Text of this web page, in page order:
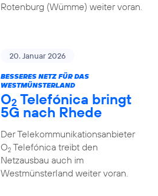
Rotenburg (Wümme) weiter voran.
20. Januar 2026
BESSERES NETZ FÜR DAS
WESTMÜNSTERLAND
O2 Telefónica bringt
5G nach Rhede
Der Telekommunikationsanbieter
O2Telefónica treibt den
Netzausbau auch im
Westmünsterland weiter voran.